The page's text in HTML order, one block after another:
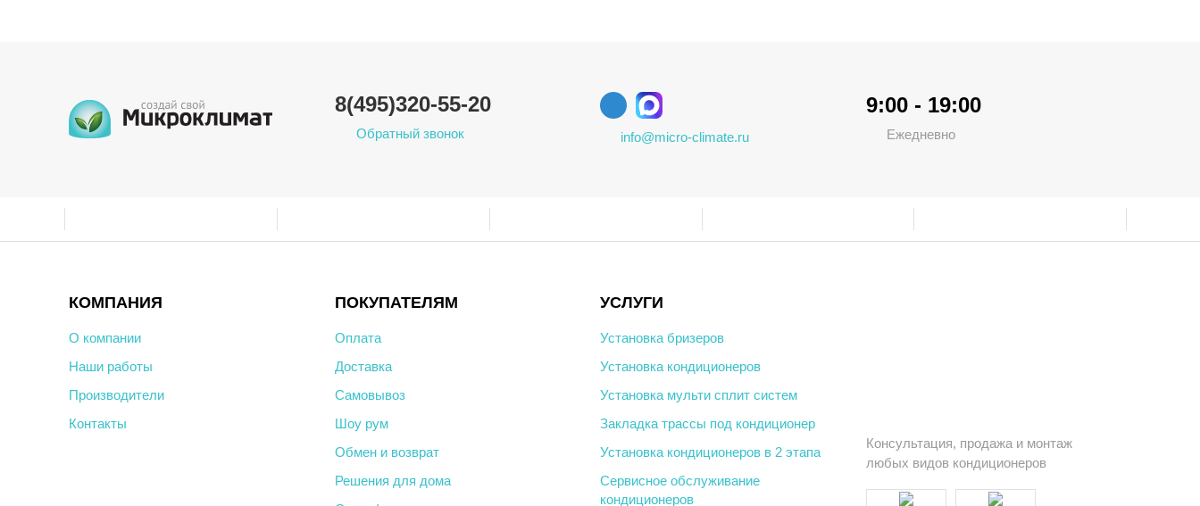
8(495)320-55-20
Обратный звонок info@micro-climate.ru
9:00 - 19:00
Ежедневно
КОМПАНИЯ
О компании
Наши работы
Производители
Контакты
ПОКУПАТЕЛЯМ
Оплата
Доставка
Самовывоз
Шоу рум
Обмен и возврат
Решения для дома
УСЛУГИ
Установка бризеров
Установка кондиционеров
Установка мульти сплит систем
Закладка трассы под кондиционер
Установка кондиционеров в 2 этапа
Сервисное обслуживание
кондиционеров
Консультация, продажа и монтаж
любых видов кондиционеров